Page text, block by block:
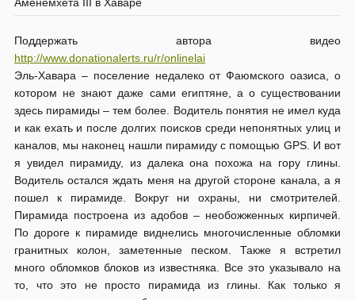
Поддержать автора видео
http://www.donationalerts.ru/r/onlinelai
Эль-Хавара – поселение недалеко от Фаюмского оазиса, о
котором не знают даже сами египтяне, а о существовании
здесь пирамиды – тем более. Водитель понятия не имел куда
и как ехать и после долгих поисков среди непонятных улиц и
каналов, мы наконец нашли пирамиду с помощью GPS. И вот
я увидел пирамиду, из далека она похожа на гору глины.
Водитель остался ждать меня на другой стороне канала, а я
пошел к пирамиде. Вокруг ни охраны, ни смотрителей.
Пирамида построена из адобов – необожженных кирпичей.
По дороге к пирамиде виднелись многочисленные обломки
гранитных колон, заметенные песком. Также я встретил
много обломков блоков из известняка. Все это указывало на
то, что это не просто пирамида из глины. Как только я